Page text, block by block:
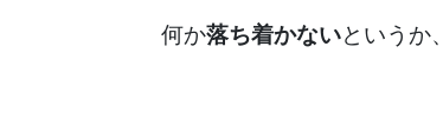
何か落ち着かないというか、